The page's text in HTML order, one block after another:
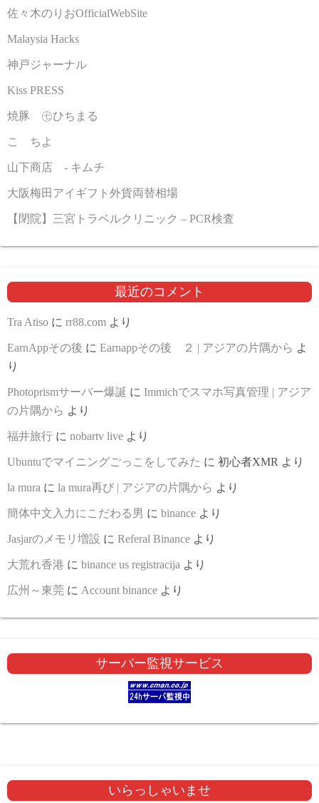
佐々木のりおOfficialWebSite
Malaysia Hacks
神戸ジャーナル
Kiss PRESS
焼豚 ㊆ひちまる
こゝちよ
山下商店 - キムチ
大阪梅田アイギフト外貨両替相場
【閉院】三宮トラベルクリニック – PCR検査
最近のコメント
Tra Atiso に rr88.com より
EarnAppその後 に Earnappその後 ２ | アジアの片隅から よ
り
Photoprismサーバー爆誕 に Immichでスマホ写真管理 | アジア
の片隅から より
福井旅行 に nobartv live より
Ubuntuでマイニングごっこをしてみた に 初心者XMR より
la mura に la mura再び | アジアの片隅から より
簡体中文入力にこだわる男 に binance より
Jasjarのメモリ増設 に Referal Binance より
大荒れ香港 に binance us registracija より
広州～東莞 に Account binance より
サーバー監視サービス
いらっしゃいませ